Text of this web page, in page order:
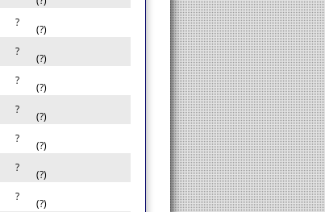
?
(?)
?
(?)
?
(?)
?
(?)
?
(?)
?
(?)
?
(?)